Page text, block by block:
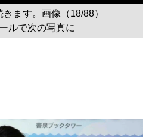
ます。画像（18/88）
ルで次の写真に